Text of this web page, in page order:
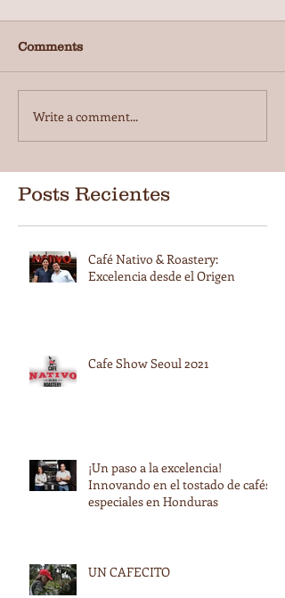
Comments
Write a comment...
Posts Recientes
Café Nativo & Roastery:
Excelencia desde el Origen
Cafe Show Seoul 2021
¡Un paso a la excelencia!
Innovando en el tostado de cafés
especiales en Honduras
UN CAFECITO